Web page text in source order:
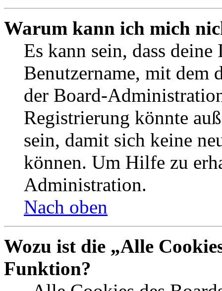
Warum kann ich mich
Es kann sein, dass
Benutzername, mit dem
der Board-
Registrierung könnte
sein, damit sich keine
können. Um Hilfe zu
Administration.
Nach oben
Wozu ist die „Alle
Funktion?